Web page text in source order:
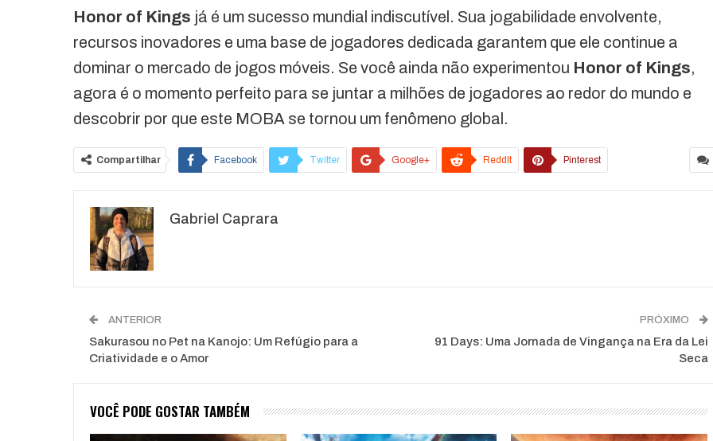
Honor of Kings já é um sucesso mundial indiscutível. Sua jogabilidade envolvente,
recursos inovadores e uma base de jogadores dedicada garantem que ele continue a
dominar o mercado de jogos móveis. Se você ainda não experimentou Honor of Kings,
agora é o momento perfeito para se juntar a milhões de jogadores ao redor do mundo e
descobrir por que este MOBA se tornou um fenômeno global.
Compartilhar Facebook Twitter Google+ ReddIt Pinterest
Gabriel Caprara
ANTERIOR
Sakurasou no Pet na Kanojo: Um Refúgio para a
Criatividade e o Amor
PRÓXIMO
91 Days: Uma Jornada de Vingança na Era da Lei
Seca
VOCÊ PODE GOSTAR TAMBÉM